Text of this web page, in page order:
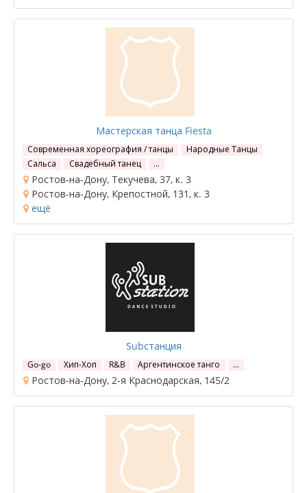
Мастерская танца Fiesta
Современная хореография / танцы
Народные Танцы
Сальса
Свадебный танец …
Ростов-на-Дону, Текучева, 37, к. 3
Ростов-на-Дону, Крепостной, 131, к. 3
ещё
Subстанция
Go-go Хип-Хоп R&B Аргентинское танго …
Ростов-на-Дону, 2-я Краснодарская, 145/2